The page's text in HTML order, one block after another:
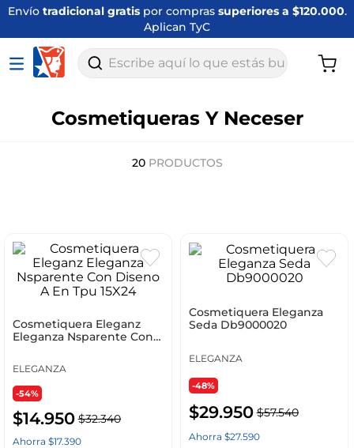
Envío tradicional gratispor compras superiores a $120.000.
Aplican TyC
Escribe aquí lo que estás buscando
Cosmetiqueras Y Neceser
20 PRODUCTOS
Cosmetiquera Eleganz
Eleganza Nsparente Con
ELEGANZA
-54%
$14.950 $32.340
Ahorra $17.390
Cosmetiquera Eleganza
Seda Db9000020
ELEGANZA
-48%
$29.950 $57.540
Ahorra $27.590